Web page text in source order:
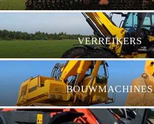
VERREIKERS
BOUWMACHINES